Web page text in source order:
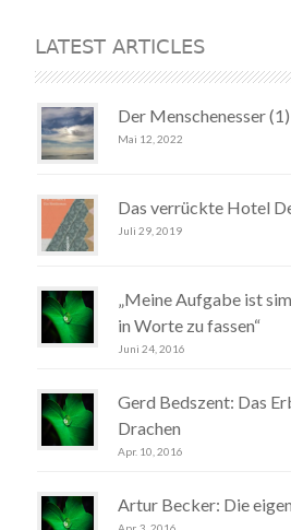
LATEST ARTICLES
Der Menschenesser (1)
Mai 12, 2022
Das verrückte Hotel
Juli 29, 2019
„Meine Aufgabe ist
in Worte zu fassen“
Juni 24, 2016
Gerd Bedszent: Das
Drachen
Apr. 10, 2016
Artur Becker: Die